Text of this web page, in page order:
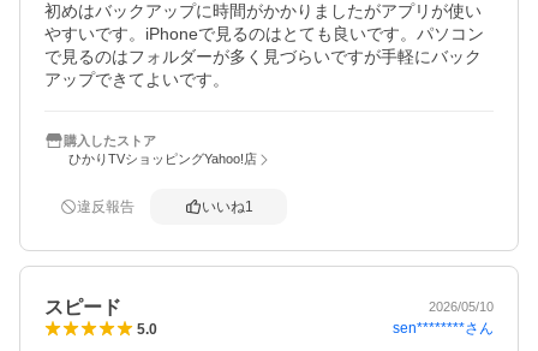
初めはバックアップに時間がかかりましたがアプリが使い
やすいです。iPhoneで見るのはとても良いです。パソコン
で見るのはフォルダーが多く見づらいですが手軽にバック
アップできてよいです。
購入したストア
ひかりTVショッピングYahoo!店
違反報告 いいね1
スピード 2026/05/10
5.0 sen********さん